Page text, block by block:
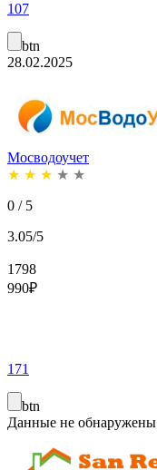
107
btn
28.02.2025
Мосводоучет
★ ★ ★ ★ ★
0 / 5
3.05/5
1798
990₽
171
btn
Данные не обнаружены